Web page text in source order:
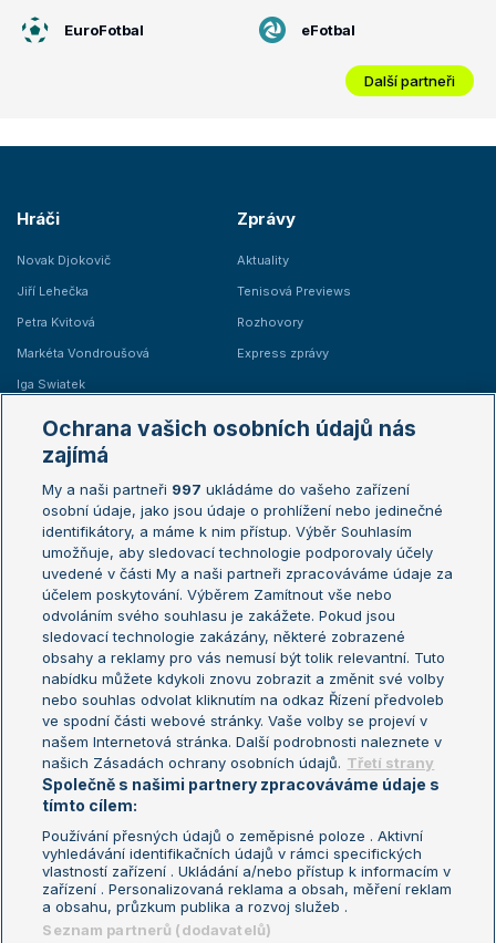
EuroFotbal eFotbal
Další partneři
Hráči
Novak Djokovič
Jiří Lehečka
Petra Kvitová
Markéta Vondroušová
Iga Swiatek
Zprávy
Aktuality
Tenisová Previews
Rozhovory
Express zprávy
Žebříčky
Žebříček ATP (muži)
Žebříček WTA (ženy)
Sázkařský žebříček
Australian Open
French Open
Wimbledon
US Open
Turnaj mistrů
Turnaj mistryň
Aktualní trendy
Fotbalové přestupy
Livesport Daily
LS Prague Open
Podmínky užití
Nastavení soukromí
GDPR a žurnalistika
Reklama
Kontakt
Informace o zpracování osobních
údajů
Ochrana vašich osobních údajů nás
zajímá
My a naši partneři 997 ukládáme do vašeho zařízení
osobní údaje, jako jsou údaje o prohlížení nebo jedinečné
identifikátory, a máme k nim přístup. Výběr Souhlasím
umožňuje, aby sledovací technologie podporovaly účely
uvedené v části My a naši partneři zpracováváme údaje za
účelem poskytování. Výběrem Zamítnout vše nebo
odvoláním svého souhlasu je zakážete. Pokud jsou
sledovací technologie zakázány, některé zobrazené
obsahy a reklamy pro vás nemusí být tolik relevantní. Tuto
nabídku můžete kdykoli znovu zobrazit a změnit své volby
nebo souhlas odvolat kliknutím na odkaz Řízení předvoleb
ve spodní části webové stránky. Vaše volby se projeví v
našem Internetová stránka. Další podrobnosti naleznete v
našich Zásadách ochrany osobních údajů. Třetí strany
Společně s našimi partnery zpracováváme údaje s
tímto cílem:
Používání přesných údajů o zeměpisné poloze . Aktivní
vyhledávání identifikačních údajů v rámci specifických
vlastností zařízení . Ukládání a/nebo přístup k informacím v
zařízení . Personalizovaná reklama a obsah, měření reklam
a obsahu, průzkum publika a rozvoj služeb .
Seznam partnerů (dodavatelů)